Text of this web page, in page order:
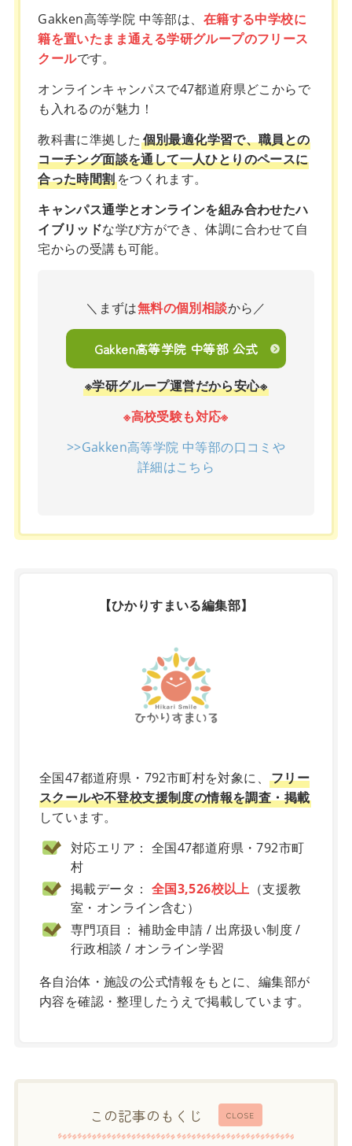
Gakken高等学院 中等部は、 在籍する中学校に
籍を置いたまま通える学研グループのフリース
クールです。
オンラインキャンパスで47都道府県どこからで
も入れるのが魅力！
教科書に準拠した 個別最適化学習で、職員との
コーチング面談を通して一人ひとりのペースに
合った時間割をつくれます。
キャンパス通学とオンラインを組み合わせたハ
イブリッドな学び方ができ、体調に合わせて自
宅からの受講も可能。
＼まずは無料の個別相談から／
Gakken高等学院 中等部 公式
※学研グループ運営だから安心※
※高校受験も対応※
>>Gakken高等学院 中等部の口コミや
詳細はこちら
【ひかりすまいる編集部】
全国47都道府県・792市町村を対象に、 フリー
スクールや不登校支援制度の情報を調査・掲載
しています。
対応エリア： 全国47都道府県・792市町
村
掲載データ： 全国3,526校以上 （支援教
室・オンライン含む）
専門項目： 補助金申請 / 出席扱い制度 /
行政相談 / オンライン学習
各自治体・施設の公式情報をもとに、編集部が
内容を確認・整理したうえで掲載しています。
CLOSE
この記事のもくじ